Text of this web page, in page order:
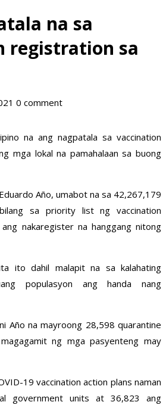
na sa
registration sa
0 comment
na ang nagpatala sa vaccination
mga lokal na pamahalaan sa buong
Año, umabot na sa 42,267,179
sa priority list ng vaccination
nakaregister na hanggang nitong
ito dahil malapit na sa kalahating
populasyon ang handa nang
Año na mayroong 28,598 quarantine
ng mga pasyenteng may
19 vaccination action plans naman
government units at 36,823 ang